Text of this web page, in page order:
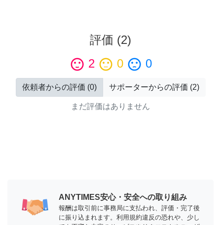
評価 (2)
sentiment_satisfied 2 sentiment_neutral 0 sentiment_dissatisfied 0
依頼者からの評価 (0) サポーターからの評価 (2)
まだ評価はありません
ANYTIMES安心・安全への取り組み
報酬は取引前に事務局に支払われ、評価・完了後
に振り込まれます。利用規約違反の恐れや、少し